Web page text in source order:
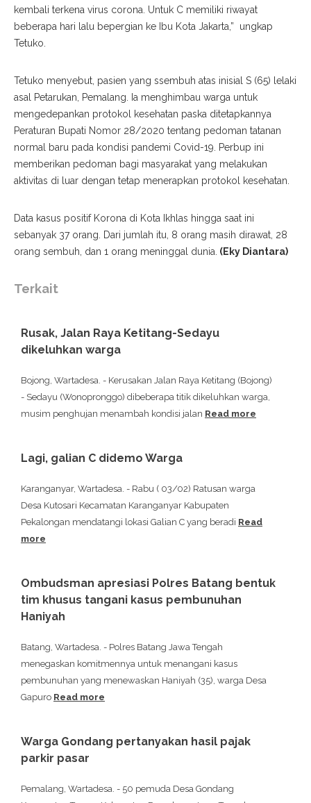
kembali terkena virus corona. Untuk C memiliki riwayat
beberapa hari lalu bepergian ke Ibu Kota Jakarta,” ungkap
Tetuko.
Tetuko menyebut, pasien yang ssembuh atas inisial S (65) lelaki
asal Petarukan, Pemalang. Ia menghimbau warga untuk
mengedepankan protokol kesehatan paska ditetapkannya
Peraturan Bupati Nomor 28/2020 tentang pedoman tatanan
normal baru pada kondisi pandemi Covid-19. Perbup ini
memberikan pedoman bagi masyarakat yang melakukan
aktivitas di luar dengan tetap menerapkan protokol kesehatan.
Data kasus positif Korona di Kota Ikhlas hingga saat ini
sebanyak 37 orang. Dari jumlah itu, 8 orang masih dirawat, 28
orang sembuh, dan 1 orang meninggal dunia. (Eky Diantara)
Terkait
Rusak, Jalan Raya Ketitang-Sedayu
dikeluhkan warga
Bojong, Wartadesa. - Kerusakan Jalan Raya Ketitang (Bojong)
- Sedayu (Wonopronggo) dibeberapa titik dikeluhkan warga,
musim penghujan menambah kondisi jalan Read more
Lagi, galian C didemo Warga
Karanganyar, Wartadesa. - Rabu ( 03/02) Ratusan warga
Desa Kutosari Kecamatan Karanganyar Kabupaten
Pekalongan mendatangi lokasi Galian C yang beradi Read
more
Ombudsman apresiasi Polres Batang bentuk
tim khusus tangani kasus pembunuhan
Haniyah
Batang, Wartadesa. - Polres Batang Jawa Tengah
menegaskan komitmennya untuk menangani kasus
pembunuhan yang menewaskan Haniyah (35), warga Desa
Gapuro Read more
Warga Gondang pertanyakan hasil pajak
parkir pasar
Pemalang, Wartadesa. - 50 pemuda Desa Gondang